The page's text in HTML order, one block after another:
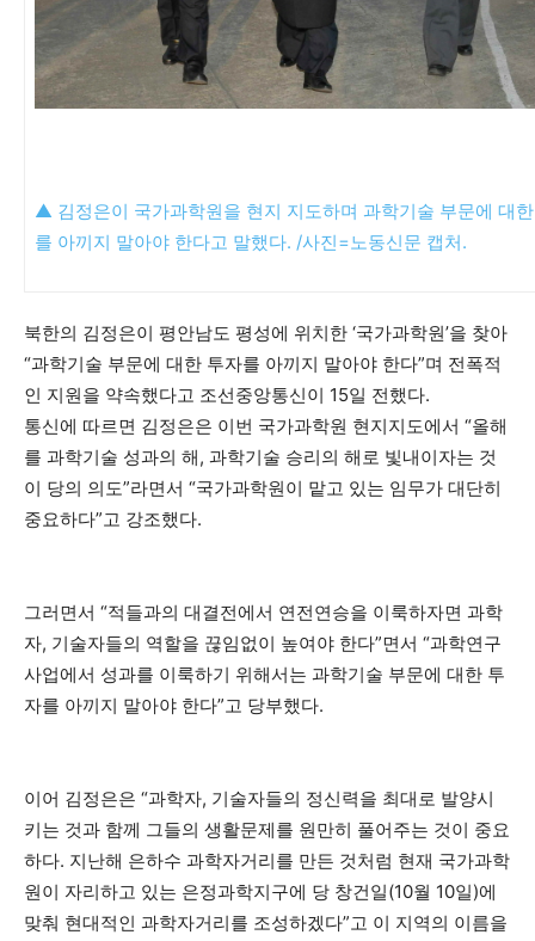
▲ 김정은이 국가과학원을 현지 지도하며 과학기술 부문에 대
를 아끼지 말아야 한다고 말했다. /사진=노동신문 캡처.
북한의 김정은이 평안남도 평성에 위치한 ‘국가과학원’을 찾아
“과학기술 부문에 대한 투자를 아끼지 말아야 한다”며 전폭적
인 지원을 약속했다고 조선중앙통신이 15일 전했다.
통신에 따르면 김정은은 이번 국가과학원 현지지도에서 “올해
를 과학기술 성과의 해, 과학기술 승리의 해로 빛내이자는 것
이 당의 의도”라면서 “국가과학원이 맡고 있는 임무가 대단히
중요하다”고 강조했다.
그러면서 “적들과의 대결전에서 연전연승을 이룩하자면 과학
자, 기술자들의 역할을 끊임없이 높여야 한다”면서 “과학연구
사업에서 성과를 이룩하기 위해서는 과학기술 부문에 대한 투
자를 아끼지 말아야 한다”고 당부했다.
이어 김정은은 “과학자, 기술자들의 정신력을 최대로 발양시
키는 것과 함께 그들의 생활문제를 원만히 풀어주는 것이 중요
하다. 지난해 은하수 과학자거리를 만든 것처럼 현재 국가과학
원이 자리하고 있는 은정과학지구에 당 창건일(10월 10일)에
맞춰 현대적인 과학자거리를 조성하겠다”고 이 지역의 이름을